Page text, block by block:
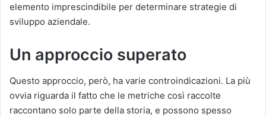
elemento imprescindibile per determinare strategie di
sviluppo aziendale.
Un approccio superato
Questo approccio, però, ha varie controindicazioni. La più
ovvia riguarda il fatto che le metriche così raccolte
raccontano solo parte della storia, e possono spesso